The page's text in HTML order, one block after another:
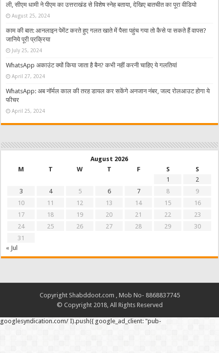
ली, सीएम धामी ने पीएम का उत्तराखंड से विशेष स्नेह बताया, देखिए बातचीत का पूरा वीडियो
August 25, 2024
काम की बात: आनलाइन पेमेंट करते हुए गलत खाते में पैसा पहुंच गया तो कैसे पा सकते हैं वापस?
जानिये पूरी प्रक्रिया
July 25, 2024
WhatsApp अकाउंट क्यों किया जाता है बैन? कभी नहीं करनी चाहिए ये गलतियां
April 27, 2024
WhatsApp: अब नॉर्मल काल की तरह डायल कर सकेंगे अनजान नंबर, जल्द रोलआउट होगा ये
फीचर
April 25, 2024
August 2026
M
T W T F S
S
1
2
3
4 5 6 7 8
9
10
11 12 13 14 15
16
17
18 19 20 21 22
23
24
25 26 27 28 29
30
31
« Jul
Copyright Shabddoot.com , Mob No- 8868837745
© Copyright 2018, All Rights Reserved
googlesyndication.com/ I).push({ google_ad_client: "pub-